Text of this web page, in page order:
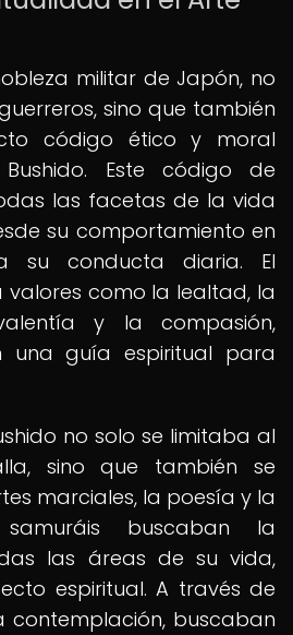
militar de Japón, no
sino que también
código ético y moral
Este código de
las facetas de la vida
su comportamiento en
su conducta diaria. El
valores como la lealtad, la
y la compasión,
una guía espiritual para
no solo se limitaba al
sino que también se
marciales, la poesía y la
buscaban la
las áreas de su vida,
espiritual. A través de
contemplación, buscaban